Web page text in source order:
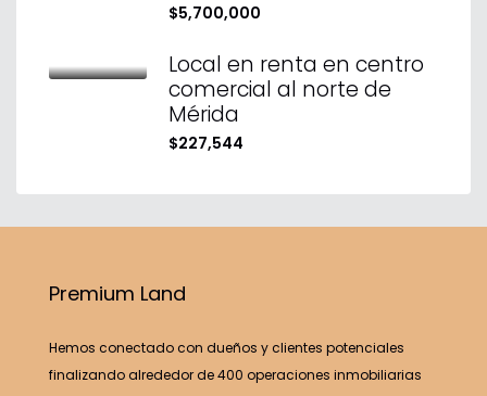
$5,700,000
Local en renta en centro
comercial al norte de
Mérida
$227,544
Premium Land
Hemos conectado con dueños y clientes potenciales
finalizando alrededor de 400 operaciones inmobiliarias